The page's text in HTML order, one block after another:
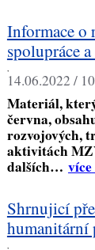
Informace o
spolupráce
,
14.06.2022 /
Materiál,
června,
rozvojových,
aktivitách
dalších… více
Shrnujicí
humanitární
,